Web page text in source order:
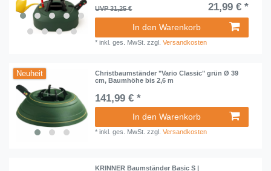
UVP 31,25 €
21,99 € *
In den Warenkorb
*inkl. ges. MwSt. zzgl.Versandkosten
Neuheit
Christbaumständer "Vario Classic" grün Ø 39
cm, Baumhöhe bis 2,6 m
141,99 € *
In den Warenkorb
*inkl. ges. MwSt. zzgl.Versandkosten
KRINNER Baumständer Basic S |